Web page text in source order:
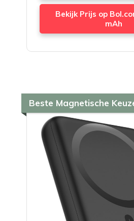
Bekijk Prijs op
mAh
Beste Magnetische